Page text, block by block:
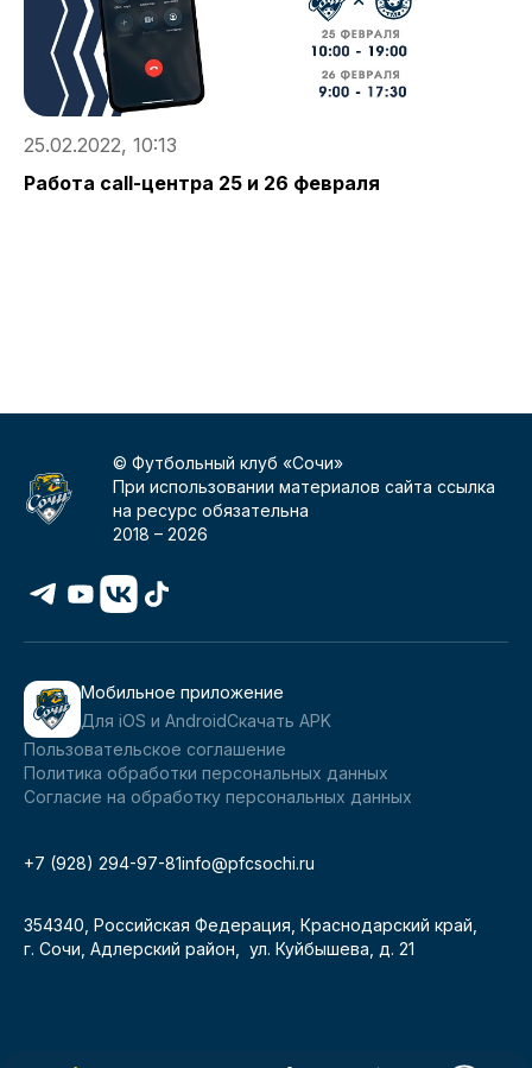
25.02.2022, 10:13
Работа call-центра 25 и 26 февраля
© Футбольный клуб «Сочи»
При использовании материалов сайта ссылка
на ресурс обязательна
2018 –2026
Мобильное приложение
Для iOS и AndroidСкачать APK
Пользовательское соглашение
Политика обработки персональных данных
Согласие на обработку персональных данных
+7 (928) 294-97-81info@pfcsochi.ru
354340, Российская Федерация, Краснодарский край,
г. Сочи, Адлерский район, ул. Куйбышева, д. 21